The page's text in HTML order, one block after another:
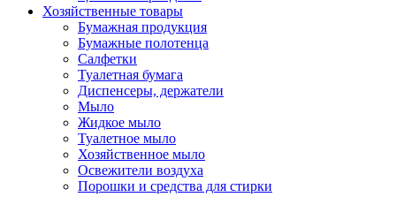
Хозяйственные товары
Бумажная продукция
Бумажные полотенца
Салфетки
Туалетная бумага
Диспенсеры, держатели
Мыло
Жидкое мыло
Туалетное мыло
Хозяйственное мыло
Освежители воздуха
Порошки и средства для стирки